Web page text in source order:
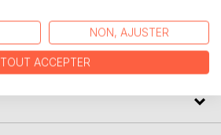
NON, AJUSTER
TOUT ACCEPTER